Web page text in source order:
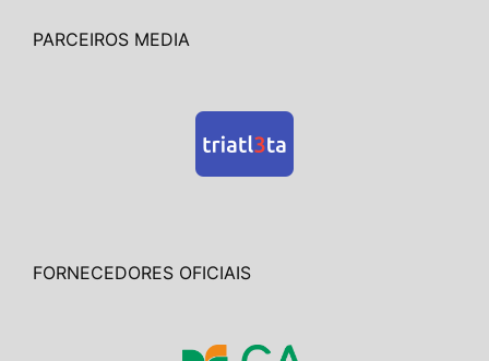
PARCEIROS MEDIA
FORNECEDORES OFICIAIS